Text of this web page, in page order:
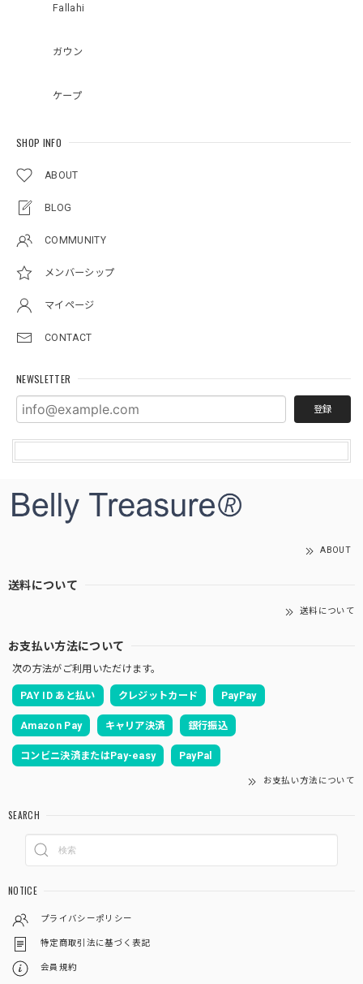
Fallahi
ガウン
ケープ
SHOP INFO
ABOUT
BLOG
COMMUNITY
メンバーシップ
マイページ
CONTACT
NEWSLETTER
登録
ABOUT
送料について
送料について
お支払い方法について
次の方法がご利用いただけます。
PAY ID あと払い クレジットカード PayPay
Amazon Pay キャリア決済 銀行振込
コンビニ決済またはPay-easy PayPal
お支払い方法について
SEARCH
NOTICE
プライバシーポリシー
特定商取引法に基づく表記
会員規約